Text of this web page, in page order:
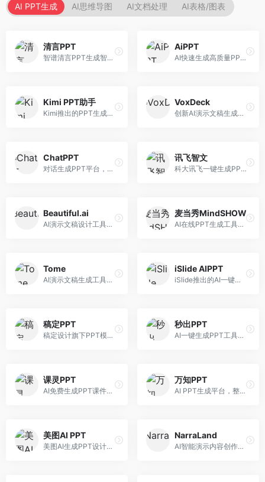
AI PPT生成 AI思维导图 AI文档处理 AI表格/图表
清言PPT
智谱清言PPT生成智能体，基于GLM大模型。面向智谱用户，支持对话生成PPT、内容优化等服务，与智谱生态深度整合。
AiPPT
AI快速生成高质量PPT平台，支持主题定制。面向职场人士和学生，提供一键生成、模板选择、内容优化等服务，PPT制作速度快，设计质量高。
Kimi PPT助手
Kimi推出的PPT生成智能体，整合长文本处理能力。面向职场人士和学生，支持文档解析、PPT生成、内容优化等服务，与Kimi生态深度整合。
VoxDeck
创新AI演示文稿生成工具，支持语音交互创作。面向职场人士，支持语音输入、PPT生成、内容优化等功能，语音创作体验便捷。
ChatPPT
对话生成PPT平台，支持自然语言交互创作。面向职场人士和教育工作者，通过对话方式完成PPT制作，交互体验友好，创作过程直观。
讯飞智文
科大讯飞一键生成PPT和Word工具，整合语音技术。面向职场人士，支持语音输入、文档生成、格式调整等功能，办公效率显著提升。
Beautiful.ai
AI演示文稿设计工具，专注于自动化设计排版。面向职场人士，提供智能排版、模板选择、设计优化等服务，设计美观度高。
麦当秀MindSHOW
AI在线PPT生成工具，支持思维导图转PPT。面向职场人士，提供思维导图导入、PPT生成、模板选择等服务，思维导图转PPT效率高。
Tome
AI演示文稿生成工具，专注于故事化演示创作。面向创业者和营销人员，提供故事叙述、视觉设计、内容生成等服务，演示文稿叙事性强。
iSlide AIPPT
iSlide推出的AI一键设计精美PPT工具。面向PPT设计用户，提供模板库、内容生成、设计优化等服务，与iSlide插件深度整合。
稿定PPT
稿定设计旗下PPT模板资源库，整合AI生成功能。面向设计师和职场人士，提供海量PPT模板、AI内容生成等服务，模板质量高。
秒出PPT
AI一键生成PPT工具，专注于快速演示文稿制作。面向职场人士，支持主题输入、内容生成、模板套用等功能，PPT生成速度快，适合紧急制作场景。
课灵PPT
AI免费生成PPT课件平台，专注于教育场景。面向教师和教育工作者，提供课件生成、教学设计、模板选择等服务，教育适配性强。
万知PPT
AI PPT生成平台，整合知识库与创作功能。面向职场人士，支持内容检索、PPT生成、设计优化等服务，知识整合能力强。
美图AI PPT
美图AI生成PPT设计工具，整合图像处理能力。面向设计师和职场人士，提供PPT生成、图片美化、设计优化等服务，视觉设计美观。
NarraLand
AI智能演示内容创作平台，专注于叙事演示。面向内容创作者，提供故事创作、演示生成、动画设计等服务，演示内容生动有趣。